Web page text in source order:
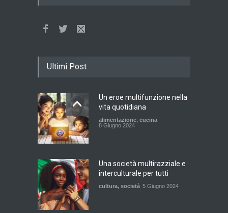
Ultimi Post
Un eroe multifunzione nella
vita quotidiana
alimentazione, cucina
8 Giugno 2024
Una società multirazziale e
interculturale per tutti
cultura, società 5 Giugno 2024